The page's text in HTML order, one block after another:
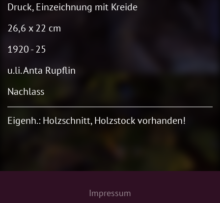
Druck, Einzeichnung mit Kreide
26,6 x 22 cm
1920 - 25
u.li. Anta Rupflin
Nachlass
Eigenh.: Holzschnitt,Holzstock vorhanden!
Impressum